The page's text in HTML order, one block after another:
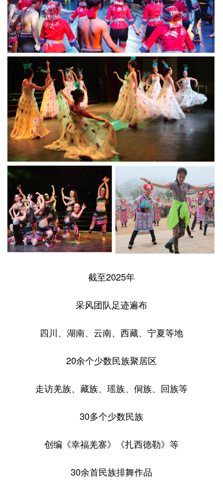
截至2025年
采风团队足迹遍布
四川、湖南、云南、西藏、宁夏等地
20余个少数民族聚居区
走访羌族、藏族、瑶族、侗族、回族等
30多个少数民族
创编《幸福羌寨》《扎西德勒》等
30余首民族排舞作品